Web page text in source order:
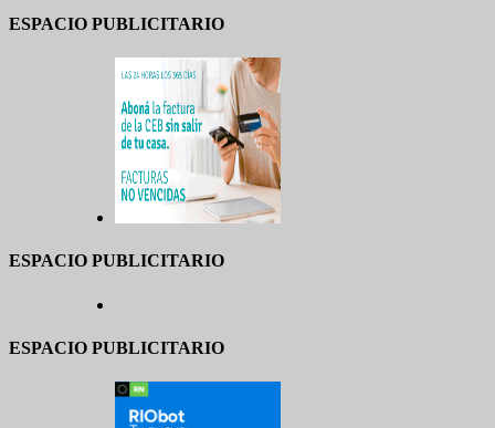
ESPACIO PUBLICITARIO
ESPACIO PUBLICITARIO
ESPACIO PUBLICITARIO